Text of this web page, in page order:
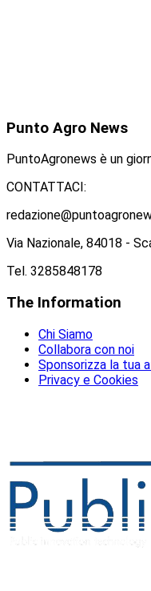
Punto Agro News
PuntoAgronews è un
CONTATTACI:
Via Nazionale, 84018 -
Tel. 3285848178
The Information
Chi Siamo
Collabora con noi
Sponsorizza la tua
Privacy e Cookies